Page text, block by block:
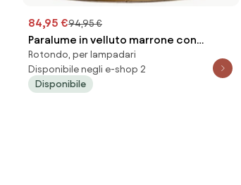
84,95 €94,95 €
Paralume in velluto marrone con
interno oro 50/50/25
Rotondo, per lampadari
Disponibile negli e-shop 2
Disponibile